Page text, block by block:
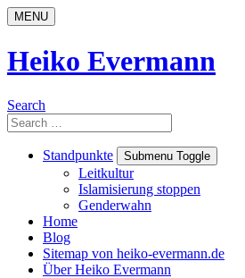
Skip
to
MENU
Heiko Evermann
Search
Search
for:
Standpunkte
Submenu Toggle
Leitkultur
Islamisierung stoppen
Genderwahn
Home
Blog
Sitemap von heiko-evermann.de
Über Heiko Evermann